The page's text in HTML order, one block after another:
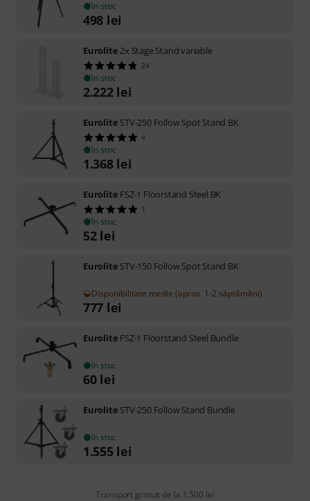
în stoc
498 lei
Eurolite 2x Stage Stand variable
24
în stoc
2.222 lei
Eurolite STV-250 Follow Spot Stand BK
4
în stoc
1.368 lei
Eurolite FSZ-1 Floorstand Steel BK
1
în stoc
52 lei
Eurolite STV-150 Follow Spot Stand BK
Disponibilitate medie (aprox. 1-2 săptămâni)
777 lei
Eurolite FSZ-1 Floorstand Steel Bundle
în stoc
60 lei
Eurolite STV-250 Follow Stand Bundle
în stoc
1.555 lei
Transport gratuit de la 1.500 lei